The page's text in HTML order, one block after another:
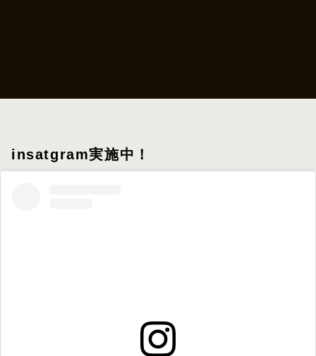
insatgram実施中！